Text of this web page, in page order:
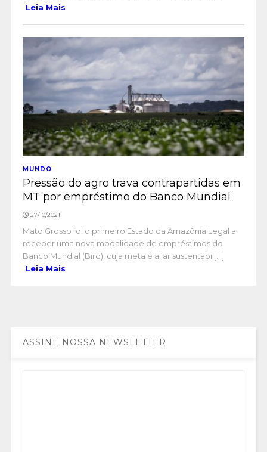
Leia Mais
MUNDO
Pressão do agro trava contrapartidas em
MT por empréstimo do Banco Mundial
27/10/2021
Mato Grosso foi o primeiro Estado da Amazônia Legal a
receber uma nova modalidade de empréstimos do
Banco Mundial (Bird), cuja meta é aliar sustentabi [...]
Leia Mais
ASSINE NOSSA NEWSLETTER